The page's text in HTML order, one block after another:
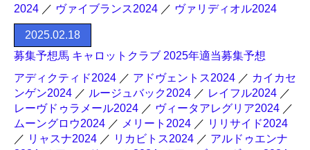
2024 ／ ヴァイブランス2024 ／ ヴァリディオル2024
2025.02.18
募集予想馬 キャロットクラブ 2025年適当募集予想
アディクティド2024 ／ アドヴェントス2024 ／ カイカセ
ンゲン2024 ／ ルージュバック2024 ／ レイフル2024 ／
レーヴドゥラメール2024 ／ ヴィータアレグリア2024 ／
ムーングロウ2024 ／ メリート2024 ／ リリサイド2024
／ リャスナ2024 ／ リカビトス2024 ／ アルドゥエンナ